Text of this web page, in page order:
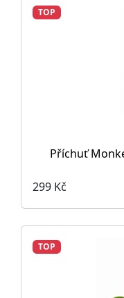
TOP
Příchuť
299 Kč
TOP